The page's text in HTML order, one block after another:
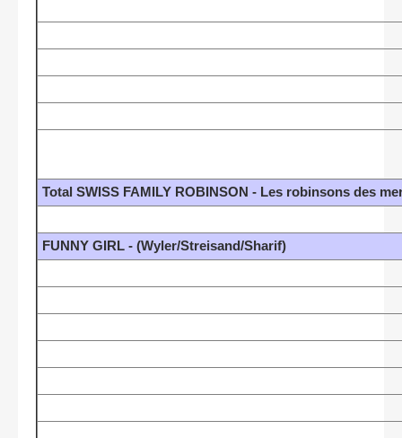
Total SWISS FAMILY ROBINSON - Les robinsons des
FUNNY GIRL - (Wyler/Streisand/Sharif)